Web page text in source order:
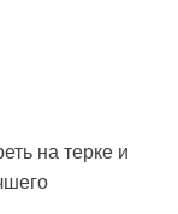
на терке и